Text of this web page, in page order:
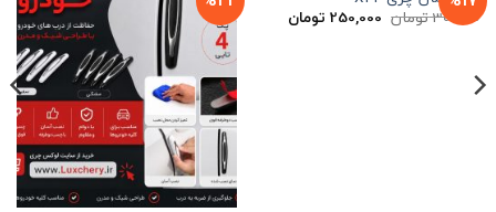
300,000تومان قیمت
اصلی
250,000 تومانقیمت
فعلی
250,000 تومان